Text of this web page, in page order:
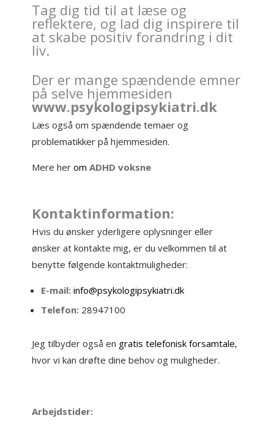
Tag dig tid til at læse og
reflektere, og lad dig inspirere til
at skabe positiv forandring i dit
liv.
Der er mange spændende emner
på selve hjemmesiden
www.psykologipsykiatri.dk
Læs også om spændende temaer og
problematikker på hjemmesiden.
Mere heromADHD voksne
Kontaktinformation:
Hvis du ønsker yderligere oplysninger eller
ønsker at kontakte mig, er du velkommen til at
benytte følgende kontaktmuligheder:
E-mail: info@psykologipsykiatri.dk
Telefon: 28947100
Jeg tilbyder også en gratis telefonisk forsamtale,
hvor vi kan drøfte dine behov og muligheder.
Arbejdstider: